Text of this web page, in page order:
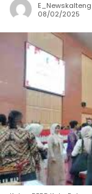
E_Newskalteng
08/02/2025